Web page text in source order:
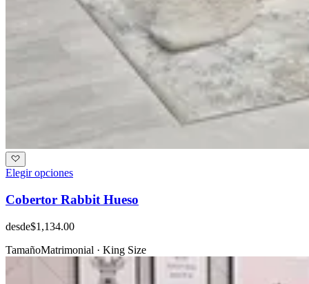
Elegir opciones
Cobertor Rabbit Hueso
desde$1,134.00
TamañoMatrimonial · King Size